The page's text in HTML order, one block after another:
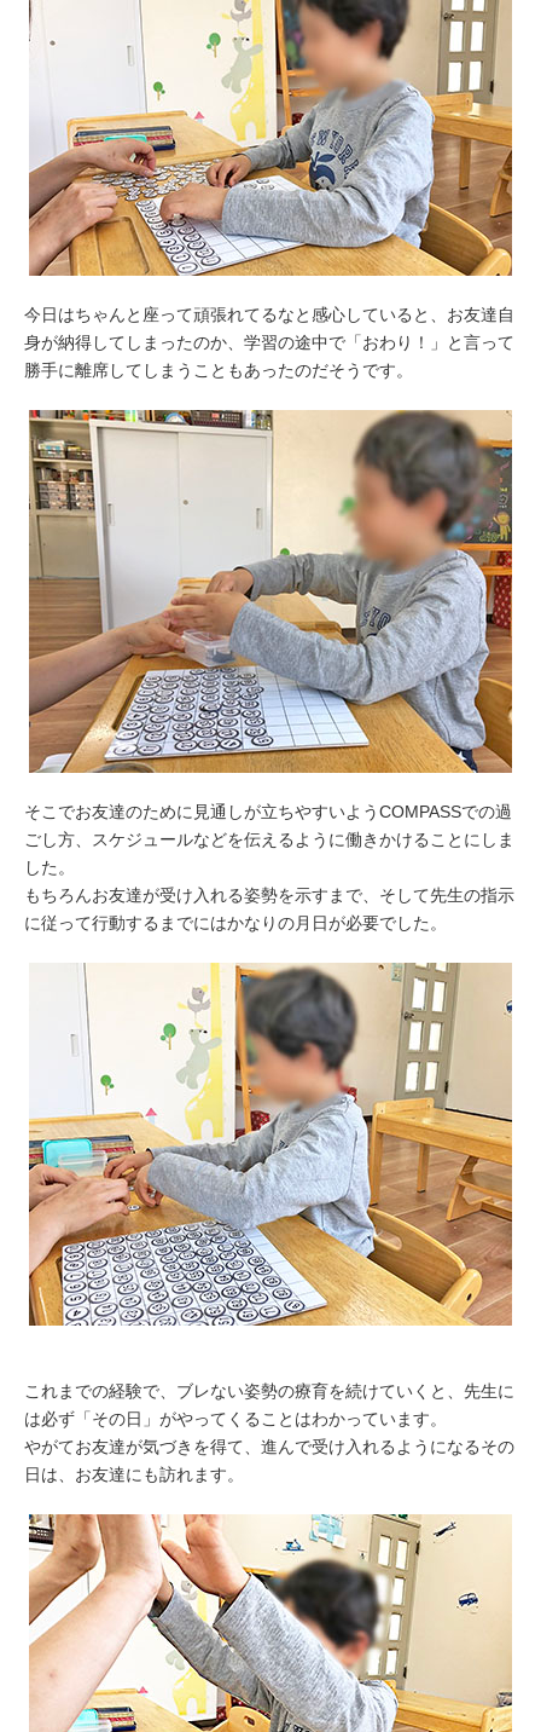
今日はちゃんと座って頑張れてるなと感心していると、お友達自
身が納得してしまったのか、学習の途中で「おわり！」と言って
勝手に離席してしまうこともあったのだそうです。
そこでお友達のために見通しが立ちやすいようCOMPASSでの過
ごし方、スケジュールなどを伝えるように働きかけることにしま
した。
もちろんお友達が受け入れる姿勢を示すまで、そして先生の指示
に従って行動するまでにはかなりの月日が必要でした。
これまでの経験で、ブレない姿勢の療育を続けていくと、先生に
は必ず「その日」がやってくることはわかっています。
やがてお友達が気づきを得て、進んで受け入れるようになるその
日は、お友達にも訪れます。